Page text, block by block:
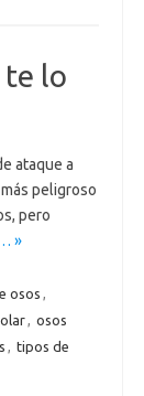
te lo
ataque a
peligroso
pero
»
osos ,
, osos
, tipos de